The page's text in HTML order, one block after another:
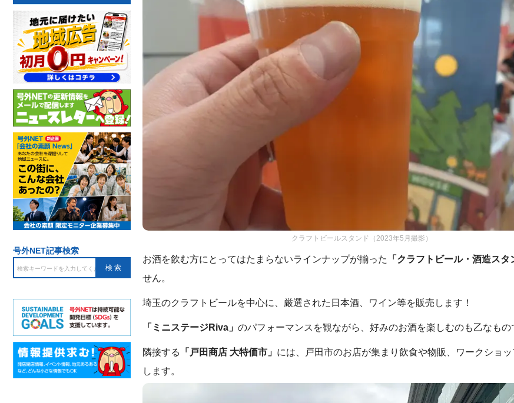
クラフトビールスタンド（2023年5月撮影）
お酒を飲む方にとってはたまらないラインナップが揃った 「クラフトビール・酒造スタ
せん。
埼玉のクラフトビールを中心に、厳選された日本酒、ワイン等を販売します！
「ミニステージRiva」 のパフォーマンスを観ながら、好みのお酒を楽しむのも乙なもの
隣接する 「戸田商店 大特価市」 には、戸田市のお店が集まり飲食や物販、ワークショ
します。
号外NET記事検索